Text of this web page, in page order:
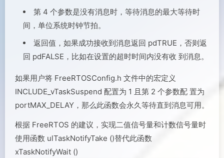
第 4 个参数是没有消息时，等待消息的最大等待时
间，单位系统时钟节拍。
返回值，如果成功接收到消息返回 pdTRUE，否则返
回 pdFALSE，比如在设置的超时时间内没有收 到消息。
如果用户将 FreeRTOSConfig.h 文件中的宏定义
INCLUDE_vTaskSuspend 配置为 1 且第 2 个参数配 置为
portMAX_DELAY，那么此函数会永久等待直到消息可用。
根据 FreeRTOS 的建议，实现二值信号量和计数信号量时
使用函数 ulTaskNotifyTake ()替代此函数
xTaskNotifyWait ()